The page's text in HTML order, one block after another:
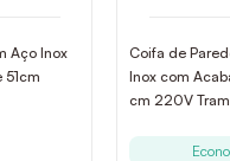
Aço Inox
51cm
Coifa de
Inox com
cm 220V